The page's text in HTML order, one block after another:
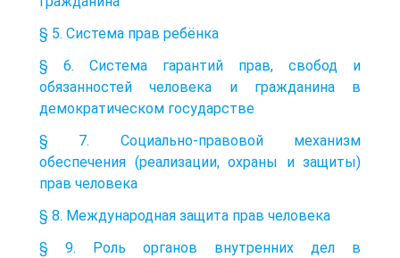
§ 5. Система прав ребёнка
§ 6. Система гарантий прав, свобод и
обязанностей человека и гражданина в
демократическом государстве
§ 7. Социально-правовой механизм
обеспечения (реализации, охраны и защиты)
прав человека
§ 8. Международная защита прав человека
§ 9. Роль органов внутренних дел в